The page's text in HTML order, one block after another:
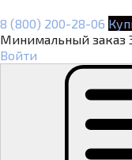
8 (800) 200-28-06
Минимальный заказ
Войти